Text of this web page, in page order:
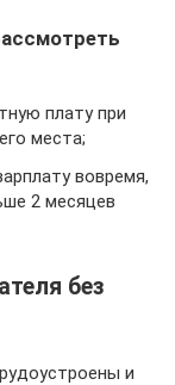
плату при
места;
вовремя,
2 месяцев
без
и